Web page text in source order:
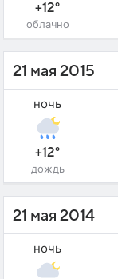
+12°
облачно
21 мая 2015
ночь
+12°
дождь
21 мая 2014
ночь